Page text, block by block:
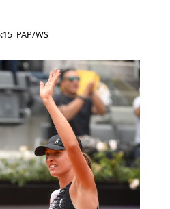
PAP/WS